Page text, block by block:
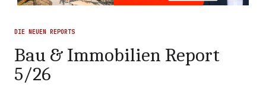
DIE NEUEN REPORTS
Bau & Immobilien Report
5/26